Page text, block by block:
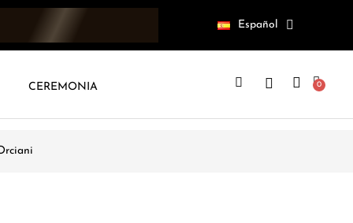
Español
CEREMONIA